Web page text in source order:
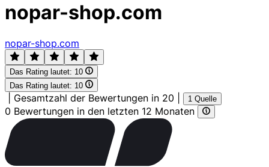
nopar-shop.com
nopar-shop.com
Das Rating lautet: 10
Das Rating lautet: 10
Gesamtzahl der Bewertungen in 20 1 Quelle
0 Bewertungen in den letzten 12 Monaten